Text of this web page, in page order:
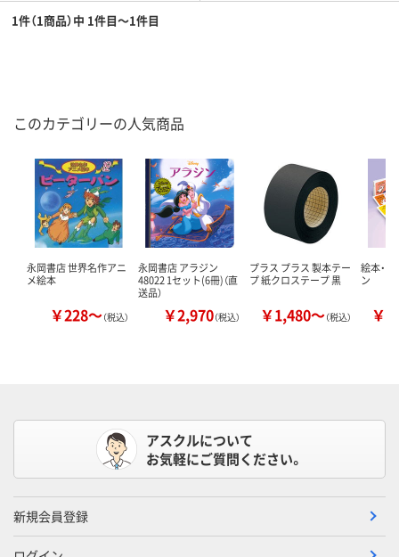
1件（1商品）中 1件目～1件目
このカテゴリーの人気商品
永岡書店 世界名作アニ
メ絵本
￥228～（税込）
永岡書店 アラジン
48022 1セット(6冊)（直
送品）
￥2,970（税込）
プラス プラス 製本テー
プ 紙クロステープ 黒
￥1,480～（税込）
絵本・
ン
￥
アスクルについて
お気軽にご質問ください。
新規会員登録